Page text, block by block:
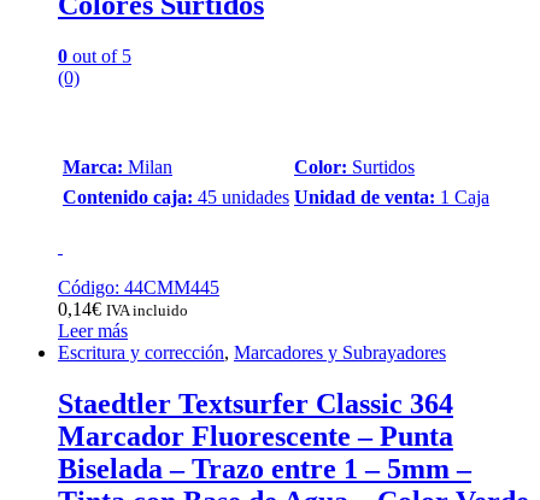
0 out of 5
(0)
Marca: Milan Color: Surtidos
Contenido caja: 45 unidades Unidad de venta: 1 Caja
Código: 44CMM445
0,14€ IVA incluido
Leer más
Escritura y corrección, Marcadores y Subrayadores
Staedtler Textsurfer Classic 364
Marcador Fluorescente – Punta
Biselada – Trazo entre 1 – 5mm –